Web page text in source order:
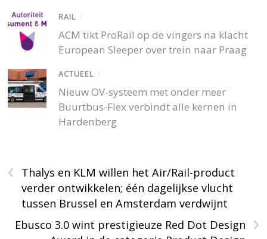
RAIL /
ACM tikt ProRail op de vingers na klacht
European Sleeper over trein naar Praag
ACTUEEL /
Nieuw OV-systeem met onder meer
Buurtbus-Flex verbindt alle kernen in
Hardenberg
‹
Thalys en KLM willen het Air/Rail-product
verder ontwikkelen; één dagelijkse vlucht
tussen Brussel en Amsterdam verdwijnt
›
Ebusco 3.0 wint prestigieuze Red Dot Design